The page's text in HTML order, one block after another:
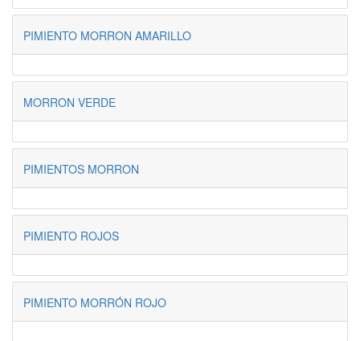
PIMIENTO MORRON AMARILLO
MORRON VERDE
PIMIENTOS MORRON
PIMIENTO ROJOS
PIMIENTO MORRÓN ROJO